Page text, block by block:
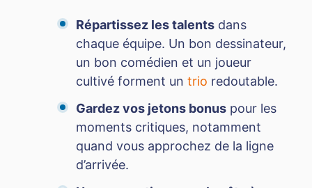
Répartissez les talents dans
chaque équipe. Un bon dessinateur,
un bon comédien et un joueur
cultivé forment un trio redoutable.
Gardez vos jetons bonus pour les
moments critiques, notamment
quand vous approchez de la ligne
d’arrivée.